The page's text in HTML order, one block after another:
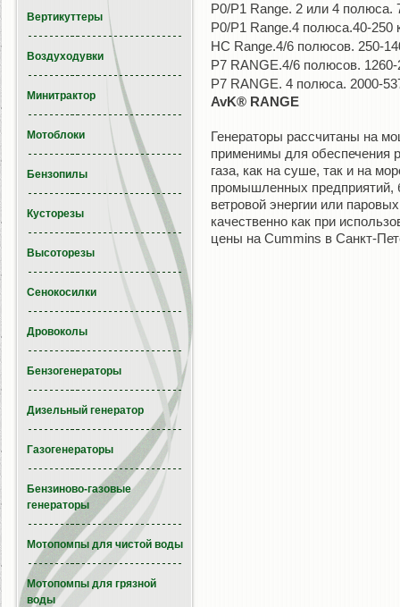
P0/P1 Range. 2 или 4 полюса.
P0/P1 Range.4 полюса.40-250
HC Range.4/6 полюсов. 250-
P7 RANGE.4/6 полюсов. 1260-
P7 RANGE. 4 полюса. 2000-
AvK® RANGE
Генераторы рассчитаны на
применимы для обеспечения
газа, как на суше, так и на
промышленных предприятий,
ветровой энергии или
качественно как при
цены на Cummins в Санкт-
Вертикуттеры
Воздуходувки
Минитрактор
Мотоблоки
Бензопилы
Кусторезы
Высоторезы
Сенокосилки
Дровоколы
Бензогенераторы
Дизельный генератор
Газогенераторы
Бензиново-газовые
генераторы
Мотопомпы для чистой воды
Мотопомпы для грязной
воды